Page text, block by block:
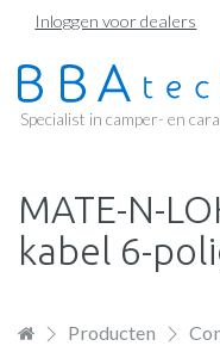
Overslaan
naar
de
Inloggen voor dealers
Specialist in camper- en
MATE-N-
kabel 6-
Producten